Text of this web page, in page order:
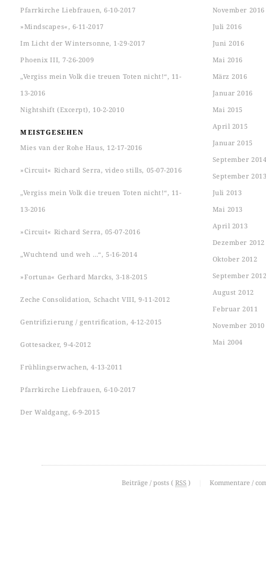
Pfarrkirche Liebfrauen, 6-10-2017
»Mindscapes«, 6-11-2017
Im Licht der Wintersonne, 1-29-2017
Phoenix III, 7-26-2009
„Vergiss mein Volk die treuen Toten nicht!“, 11-
13-2016
Nightshift (Excerpt), 10-2-2010
MEISTGESEHEN
Mies van der Rohe Haus, 12-17-2016
»Circuit« Richard Serra, video stills, 05-07-2016
„Vergiss mein Volk die treuen Toten nicht!“, 11-
13-2016
»Circuit« Richard Serra, 05-07-2016
„Wuchtend und weh …“, 5-16-2014
»Fortuna« Gerhard Marcks, 3-18-2015
Zeche Consolidation, Schacht VIII, 9-11-2012
Gentrifizierung / gentrification, 4-12-2015
Gottesacker, 9-4-2012
Frühlingserwachen, 4-13-2011
Pfarrkirche Liebfrauen, 6-10-2017
Der Waldgang, 6-9-2015
November 2016
Juli 2016
Juni 2016
Mai 2016
März 2016
Januar 2016
Mai 2015
April 2015
Januar 2015
September
September
Juli 2013
Mai 2013
April 2013
Dezember 2012
Oktober 2012
September
August 2012
Februar 2011
November 2010
Mai 2004
Beiträge / posts ( RSS ) Kommentare /